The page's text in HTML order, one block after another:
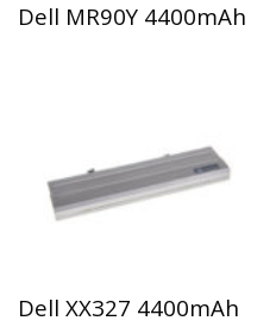
Dell MR90Y 4400mAh
Dell XX327 4400mAh